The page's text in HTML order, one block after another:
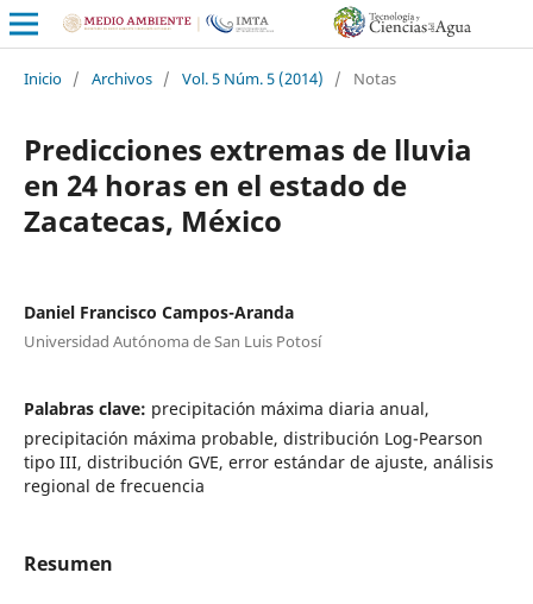
Inicio / Archivos / Vol. 5 Núm. 5 (2014) / Notas
Predicciones extremas de lluvia
en 24 horas en el estado de
Zacatecas, México
Daniel Francisco Campos-Aranda
Universidad Autónoma de San Luis Potosí
Palabras clave: precipitación máxima diaria anual,
precipitación máxima probable, distribución Log-Pearson
tipo III, distribución GVE, error estándar de ajuste, análisis
regional de frecuencia
Resumen